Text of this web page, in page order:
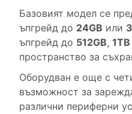
Базовият модел се
ъпгрейд до 24GB или
ъпгрейд до 512GB, 1TB
пространство за
Оборудван е още с
възможност за
различни периферни